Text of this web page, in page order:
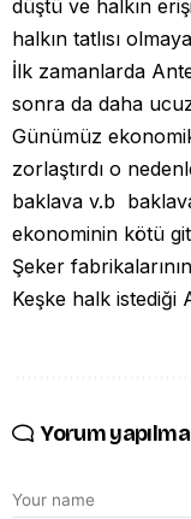
düştü ve halkın
halkın tatlısı
İlk zamanlarda
sonra da daha
Günümüz
zorlaştırdı o
baklava v.b
ekonominin kötü
Şeker
Keşke halk istediği
Yorum